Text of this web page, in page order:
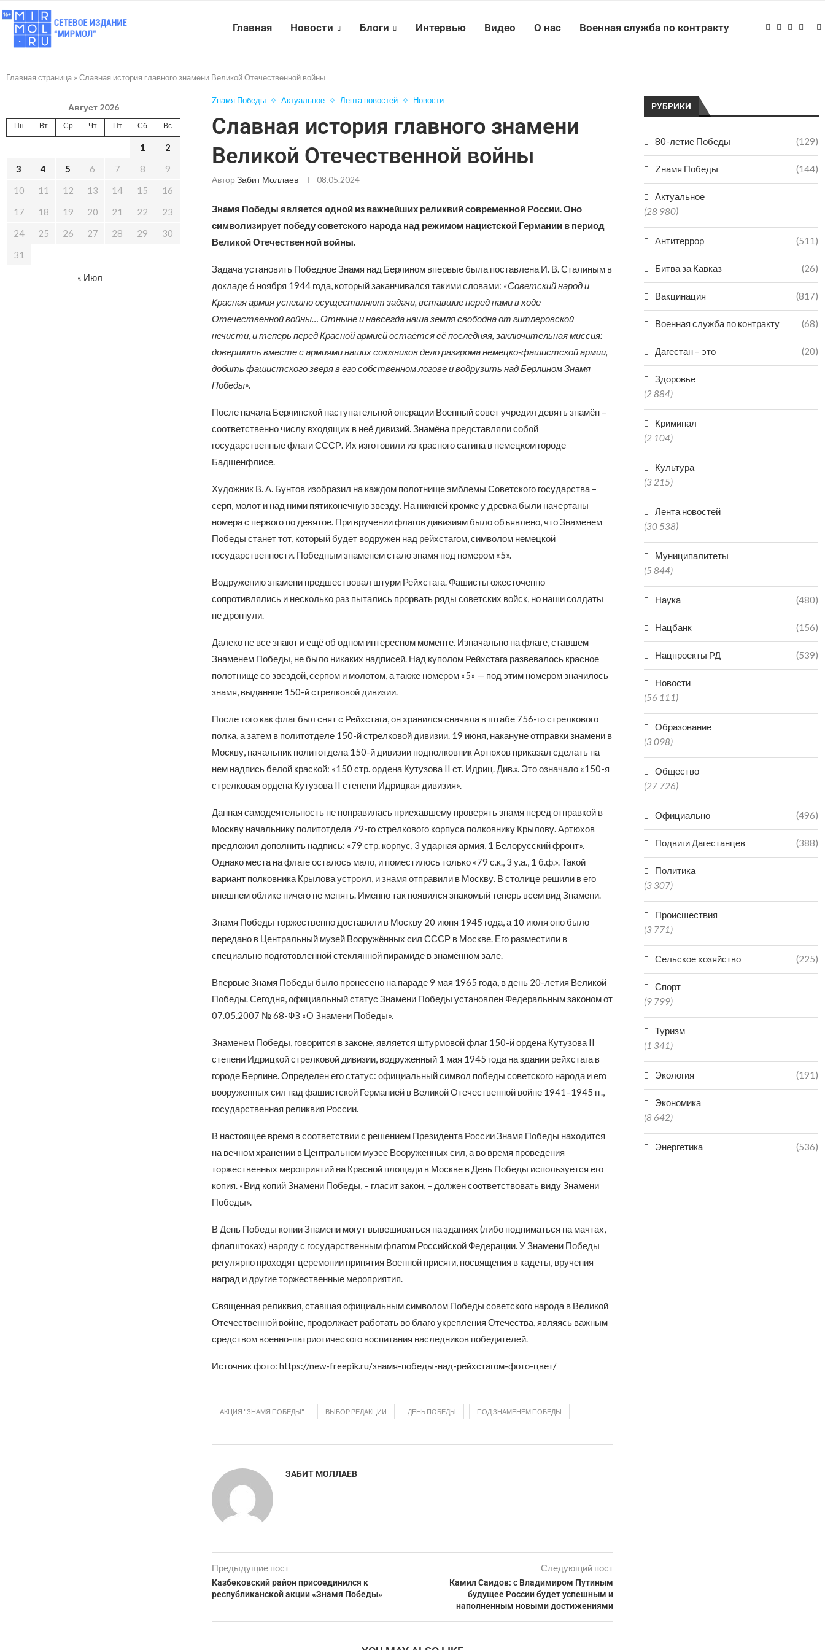
Главная Новости Блоги Интервью Видео О нас Военная служба по контракту
Главная страница » Славная история главного знамени Великой Отечественной войны
Zнамя Победы Актуальное Лента новостей Новости
Славная история главного знамени
Великой Отечественной войны
Автор Забит Моллаев 08.05.2024
Знамя Победы является одной из важнейших реликвий современной России. Оно
символизирует победу советского народа над режимом нацистской Германии в период
Великой Отечественной войны.
Задача установить Победное Знамя над Берлином впервые была поставлена И. В. Сталиным в
докладе 6 ноября 1944 года, который заканчивался такими словами: «Советский народ и
Красная армия успешно осуществляют задачи, вставшие перед нами в ходе
Отечественной войны… Отныне и навсегда наша земля свободна от гитлеровской
нечисти, и теперь перед Красной армией остаётся её последняя, заключительная миссия:
довершить вместе с армиями наших союзников дело разгрома немецко-фашистской армии,
добить фашистского зверя в его собственном логове и водрузить над Берлином Знамя
Победы».
После начала Берлинской наступательной операции Военный совет учредил девять знамён –
соответственно числу входящих в неё дивизий. Знамёна представляли собой
государственные флаги СССР. Их изготовили из красного сатина в немецком городе
Бадшенфлисе.
Художник В. А. Бунтов изобразил на каждом полотнище эмблемы Советского государства –
серп, молот и над ними пятиконечную звезду. На нижней кромке у древка были начертаны
номера с первого по девятое. При вручении флагов дивизиям было объявлено, что Знаменем
Победы станет тот, который будет водружен над рейхстагом, символом немецкой
государственности. Победным знаменем стало знамя под номером «5».
Водружению знамени предшествовал штурм Рейхстага. Фашисты ожесточенно
сопротивлялись и несколько раз пытались прорвать ряды советских войск, но наши солдаты
не дрогнули.
Далеко не все знают и ещё об одном интересном моменте. Изначально на флаге, ставшем
Знаменем Победы, не было никаких надписей. Над куполом Рейхстага развевалось красное
полотнище со звездой, серпом и молотом, а также номером «5» — под этим номером значилось
знамя, выданное 150-й стрелковой дивизии.
После того как флаг был снят с Рейхстага, он хранился сначала в штабе 756-го стрелкового
полка, а затем в политотделе 150-й стрелковой дивизии. 19 июня, накануне отправки знамени в
Москву, начальник политотдела 150-й дивизии подполковник Артюхов приказал сделать на
нем надпись белой краской: «150 стр. ордена Кутузова II ст. Идриц. Див.». Это означало «150-я
стрелковая ордена Кутузова II степени Идрицкая дивизия».
Данная самодеятельность не понравилась приехавшему проверять знамя перед отправкой в
Москву начальнику политотдела 79-го стрелкового корпуса полковнику Крылову. Артюхов
предложил дополнить надпись: «79 стр. корпус, 3 ударная армия, 1 Белорусский фронт».
Однако места на флаге осталось мало, и поместилось только «79 с.к., 3 у.а., 1 б.ф.». Такой
вариант полковника Крылова устроил, и знамя отправили в Москву. В столице решили в его
внешнем облике ничего не менять. Именно так появился знакомый теперь всем вид Знамени.
Знамя Победы торжественно доставили в Москву 20 июня 1945 года, а 10 июля оно было
передано в Центральный музей Вооружённых сил СССР в Москве. Его разместили в
специально подготовленной стеклянной пирамиде в знамённом зале.
Впервые Знамя Победы было пронесено на параде 9 мая 1965 года, в день 20-летия Великой
Победы. Сегодня, официальный статус Знамени Победы установлен Федеральным законом от
07.05.2007 № 68-ФЗ «О Знамени Победы».
Знаменем Победы, говорится в законе, является штурмовой флаг 150-й ордена Кутузова II
степени Идрицкой стрелковой дивизии, водруженный 1 мая 1945 года на здании рейхстага в
городе Берлине. Определен его статус: официальный символ победы советского народа и его
вооруженных сил над фашистской Германией в Великой Отечественной войне 1941–1945 гг.,
государственная реликвия России.
В настоящее время в соответствии с решением Президента России Знамя Победы находится
на вечном хранении в Центральном музее Вооруженных сил, а во время проведения
торжественных мероприятий на Красной площади в Москве в День Победы используется его
копия. «Вид копий Знамени Победы, – гласит закон, – должен соответствовать виду Знамени
Победы».
В День Победы копии Знамени могут вывешиваться на зданиях (либо подниматься на мачтах,
флагштоках) наряду с государственным флагом Российской Федерации. У Знамени Победы
регулярно проходят церемонии принятия Военной присяги, посвящения в кадеты, вручения
наград и другие торжественные мероприятия.
Священная реликвия, ставшая официальным символом Победы советского народа в Великой
Отечественной войне, продолжает работать во благо укрепления Отечества, являясь важным
средством военно-патриотического воспитания наследников победителей.
Источник фото: https://new-freepik.ru/знамя-победы-над-рейхстагом-фото-цвет/
АКЦИЯ "ЗНАМЯ ПОБЕДЫ" ВЫБОР РЕДАКЦИИ ДЕНЬ ПОБЕДЫ ПОД ЗНАМЕНЕМ ПОБЕДЫ
ЗАБИТ МОЛЛАЕВ
Предыдущие пост
Казбековский район присоединился к
республиканской акции «Знамя Победы»
Следующий пост
Камил Саидов: с Владимиром Путиным
будущее России будет успешным и
наполненным новыми достижениями
РУБРИКИ
80-летие Победы (129)
Zнамя Победы (144)
Актуальное
(28 980)
Антитеррор (511)
Битва за Кавказ (26)
Вакцинация (817)
Военная служба по контракту (68)
Дагестан – это (20)
Здоровье
(2 884)
Криминал
(2 104)
Культура
(3 215)
Лента новостей
(30 538)
Муниципалитеты
(5 844)
Наука (480)
Нацбанк (156)
Нацпроекты РД (539)
Новости
(56 111)
Образование
(3 098)
Общество
(27 726)
Официально (496)
Подвиги Дагестанцев (388)
Политика
(3 307)
Происшествия
(3 771)
Сельское хозяйство (225)
Спорт
(9 799)
Туризм
(1 341)
Экология (191)
Экономика
(8 642)
Энергетика (536)
Август 2026
Пн Вт Ср Чт Пт Сб Вс
1
2
3
4 5 6 7 8
9
10
11 12 13 14 15
16
17
18 19 20 21 22
23
24
25 26 27 28 29
30
31
« Июл